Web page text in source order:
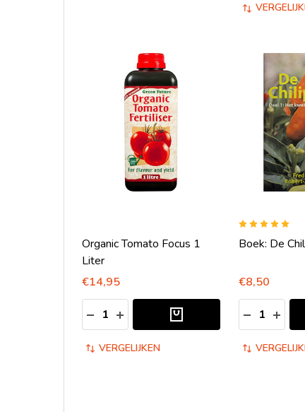
Organic Tomato Focus 1
Liter
€14,95
Aantal:
HOEVEELHEID VERLAGEN VAN
HOEVEELHEID VERHOGEN VAN
VERGELIJKEN
Boek: De
€8,50
Aantal: